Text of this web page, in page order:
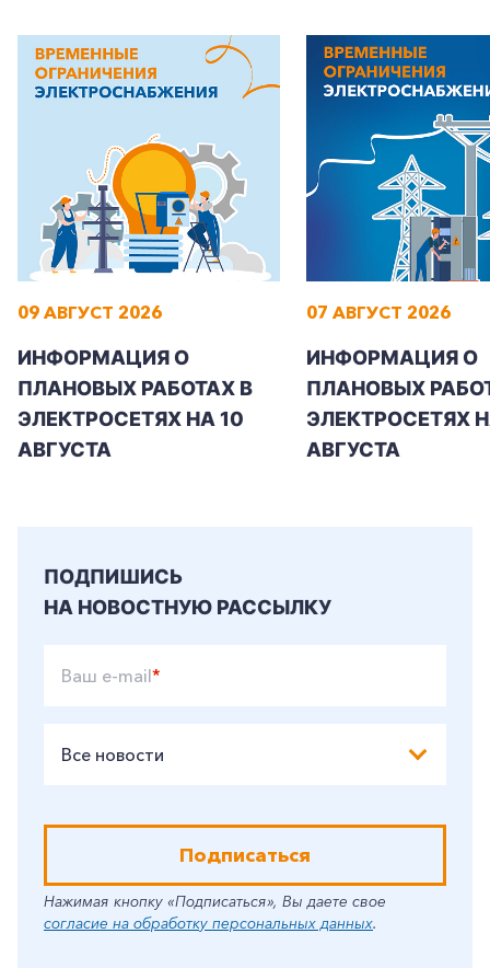
+7-800-700-24-57
Заказать обратный звонок
Частным клиентам
09 АВГУСТ 2026
ИНФОРМАЦИЯ О
ПЛАНОВЫХ РАБОТАХ В
ЭЛЕКТРОСЕТЯХ НА 10
АВГУСТА
07 АВГУСТ 2026
ИНФОРМАЦИЯ О
ПЛАНОВЫХ
ЭЛЕКТРОСЕТЯХ
АВГУСТА
ПОДПИШИСЬ
НА НОВОСТНУЮ РАССЫЛКУ
Ваш e-mail*
Все новости
Подписаться
Нажимая кнопку «Подписаться», Вы даете свое
согласие на обработку персональных данных.